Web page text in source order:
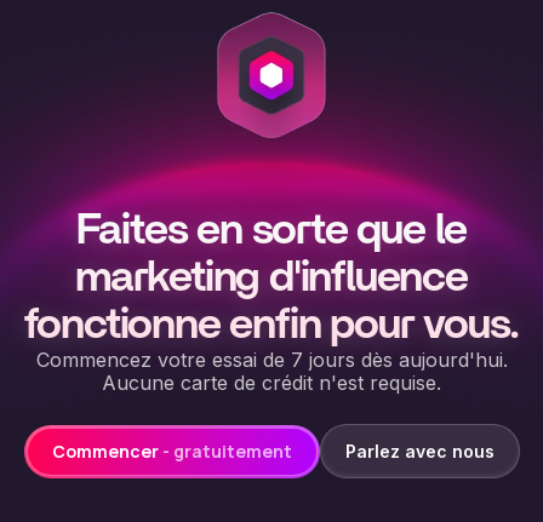
Faites en sorte que le
marketing d'influence
fonctionne enfin pour vous.
Commencez votre essai de 7 jours dès aujourd'hui.
Aucune carte de crédit n'est requise.
Commencer - gratuitement Parlez avec nous